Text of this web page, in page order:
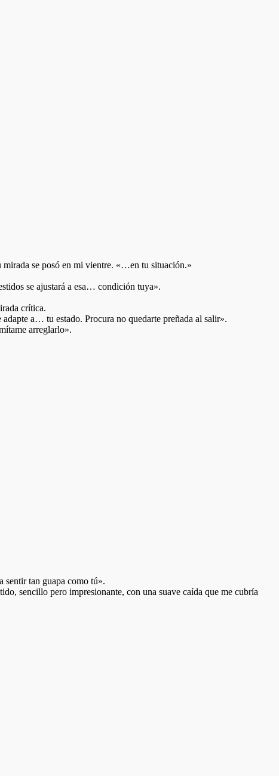
mirada se posó en mi vientre. «…en tu situación.»
se ajustará a esa… condición tuya».
crítica.
a… tu estado. Procura no quedarte preñada al salir».
arreglarlo».
sentir tan guapa como tú».
sencillo pero impresionante, con una suave caída que me cubría